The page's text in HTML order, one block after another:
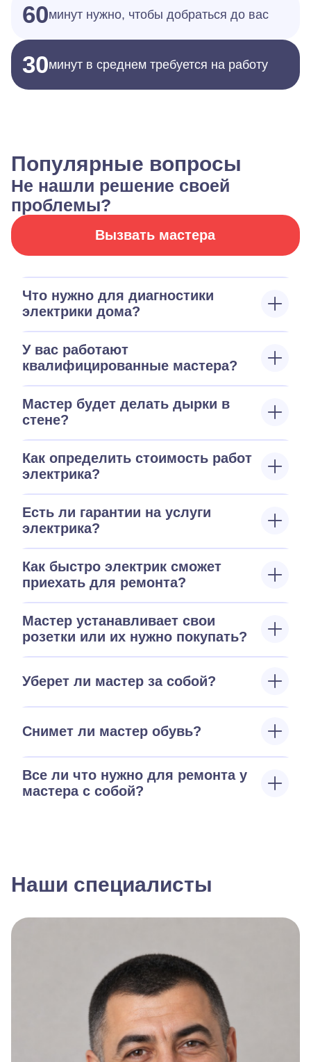
60минут нужно, чтобы добраться до вас
30минут в среднем требуется на работу
Популярные вопросы
Не нашли решение своей
проблемы?
Вызвать мастера
Что нужно для диагностики
электрики дома?
У вас работают
квалифицированные мастера?
Мастер будет делать дырки в
стене?
Как определить стоимость работ
электрика?
Есть ли гарантии на услуги
электрика?
Как быстро электрик сможет
приехать для ремонта?
Мастер устанавливает свои
розетки или их нужно покупать?
Уберет ли мастер за собой?
Снимет ли мастер обувь?
Все ли что нужно для ремонта у
мастера с собой?
Наши специалисты